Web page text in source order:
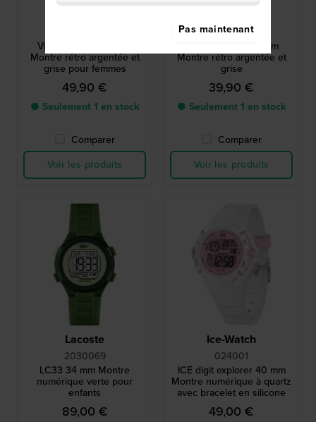
Vintage Mini 24.6 mm
Montre rétro argentée et
grise pour femmes
49,90 €
● Seulement 1 en stock
Comparer
Voir les produits
LA670WEA-7EF
Vintage Mini 24.6 mm
Montre rétro argentée et
grise
39,90 €
● Seulement 1 en stock
Comparer
Voir les produits
Lacoste
2030069
LC33 34 mm Montre
numérique verte pour
enfants
89,00 €
Ice-Watch
024001
ICE digit explorer 40 mm
Montre numérique à quartz
avec bracelet en silicone
49,00 €
Pas maintenant